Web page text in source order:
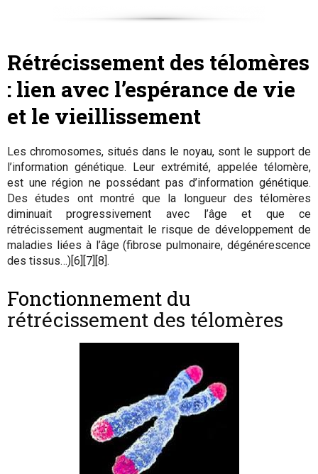
Rétrécissement des télomères
: lien avec l’espérance de vie
et le vieillissement
Les chromosomes, situés dans le noyau, sont le support de
l’information génétique. Leur extrémité, appelée télomère,
est une région ne possédant pas d’information génétique.
Des études ont montré que la longueur des télomères
diminuait progressivement avec l’âge et que ce
rétrécissement augmentait le risque de développement de
maladies liées à l’âge (fibrose pulmonaire, dégénérescence
des tissus…)[6][7][8].
Fonctionnement du
rétrécissement des télomères